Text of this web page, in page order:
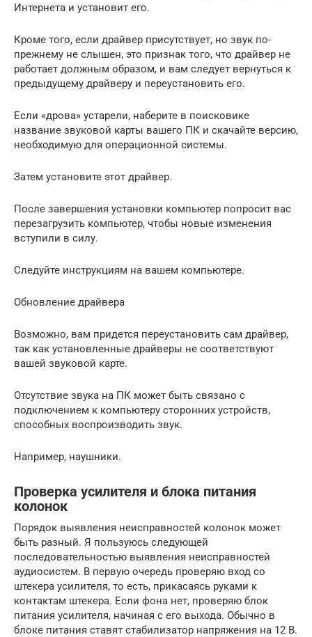
Интернета и установит его.
Кроме того, если драйвер присутствует, но звук по-
прежнему не слышен, это признак того, что драйвер не
работает должным образом, и вам следует вернуться к
предыдущему драйверу и переустановить его.
Если «дрова» устарели, наберите в поисковике
название звуковой карты вашего ПК и скачайте версию,
необходимую для операционной системы.
Затем установите этот драйвер.
После завершения установки компьютер попросит вас
перезагрузить компьютер, чтобы новые изменения
вступили в силу.
Следуйте инструкциям на вашем компьютере.
Обновление драйвера
Возможно, вам придется переустановить сам драйвер,
так как установленные драйверы не соответствуют
вашей звуковой карте.
Отсутствие звука на ПК может быть связано с
подключением к компьютеру сторонних устройств,
способных воспроизводить звук.
Например, наушники.
Проверка усилителя и блока питания
колонок
Порядок выявления неисправностей колонок может
быть разный. Я пользуюсь следующей
последовательностью выявления неисправностей
аудиосистем. В первую очередь проверяю вход со
штекера усилителя, то есть, прикасаясь руками к
контактам штекера. Если фона нет, проверяю блок
питания усилителя, начиная с его выхода. Обычно в
блоке питания ставят стабилизатор напряжения на 12 В.